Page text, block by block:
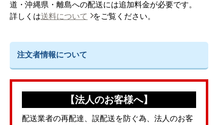
道・沖縄県・離島への配送には追加料金が必要です。
詳しくは送料について をご覧ください。
注文者情報について
【法人のお客様へ】
配送業者の再配達、誤配送を防ぐ為、法人のお客